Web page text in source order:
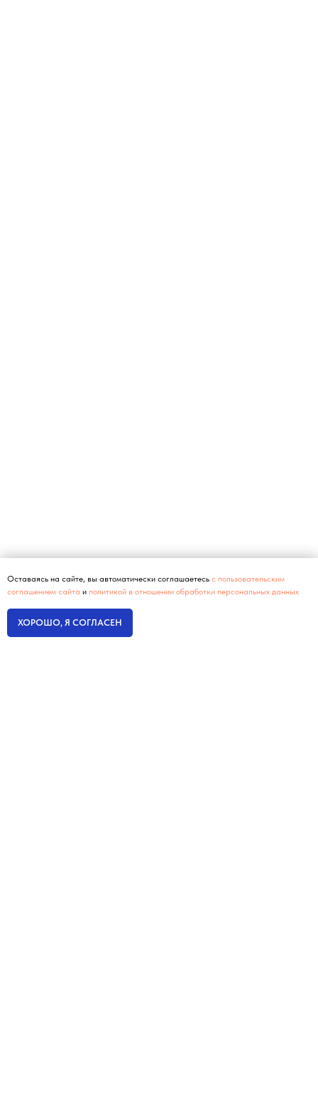
Оставаясь на сайте, вы автоматически соглашаетесь с пользовательским
соглашением сайта и политикой в отношении обработки персональных данных
ХОРОШО, Я СОГЛАСЕН